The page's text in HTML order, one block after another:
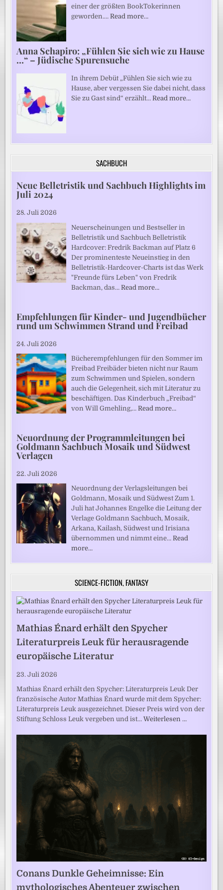
einer der größten BookTokerinnen
geworden.…Read more…
Anna Schapiro: „Fühlen Sie sich wie zu Hause
…“ – Jüdische Spurensuche
In ihrem Debüt „Fühlen Sie sich wie zu
Hause, aber vergessen Sie dabei nicht, dass
Sie zu Gast sind“ erzählt…Read more…
SACHBUCH
Neue Belletristik und Sachbuch Highlights im
Juli 2024
28. Juli 2026
Neuerscheinungen und Bestseller in
Belletristik und Sachbuch Belletristik
Hardcover: Fredrik Backman auf Platz 6
Der prominenteste Neueinstieg in den
Belletristik-Hardcover-Charts ist das Werk
"Freunde fürs Leben" von Fredrik
Backman, das…Read more…
Empfehlungen für Kinder- und Jugendbücher
rund um Schwimmen Strand und Freibad
24. Juli 2026
Bücherempfehlungen für den Sommer im
Freibad Freibäder bieten nicht nur Raum
zum Schwimmen und Spielen, sondern
auch die Gelegenheit, sich mit Literatur zu
beschäftigen. Das Kinderbuch „Freibad“
von Will Gmehling,…Read more…
Neuordnung der Programmleitungen bei
Goldmann Sachbuch Mosaik und Südwest
Verlagen
22. Juli 2026
Neuordnung der Verlagsleitungen bei
Goldmann, Mosaik und Südwest Zum 1.
Juli hat Johannes Engelke die Leitung der
Verlage Goldmann Sachbuch, Mosaik,
Arkana, Kailash, Südwest und Irisiana
übernommen und nimmt eine…Read
more…
SCIENCE-FICTION, FANTASY
Mathias Énard erhält den Spycher
Literaturpreis Leuk für herausragende
europäische Literatur
23. Juli 2026
Mathias Énard erhält den Spycher: Literaturpreis Leuk Der
französische Autor Mathias Énard wurde mit dem Spycher:
Literaturpreis Leuk ausgezeichnet. Dieser Preis wird von der
Stiftung Schloss Leuk vergeben und ist…Weiterlesen …
Conans Dunkle Geheimnisse: Ein
mythologisches Abenteuer zwischen